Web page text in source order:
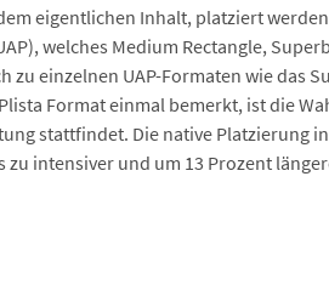
eigentlichen Inhalt, platziert
welches Medium Rectangle,
einzelnen UAP-Formaten wie das
Format einmal bemerkt, ist die
stattfindet. Die native Platzierung
intensiver und um 13 Prozent